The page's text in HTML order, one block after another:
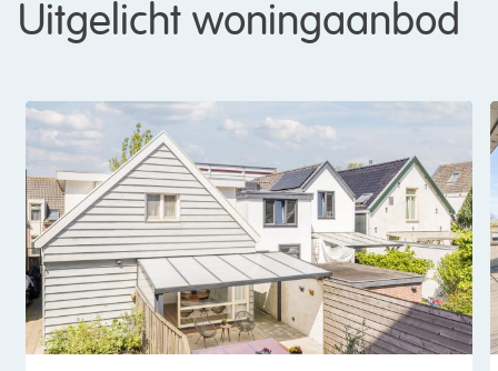
Uitgelicht woningaanbod